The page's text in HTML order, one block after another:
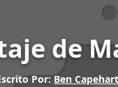
de
Por: Ben Capehart